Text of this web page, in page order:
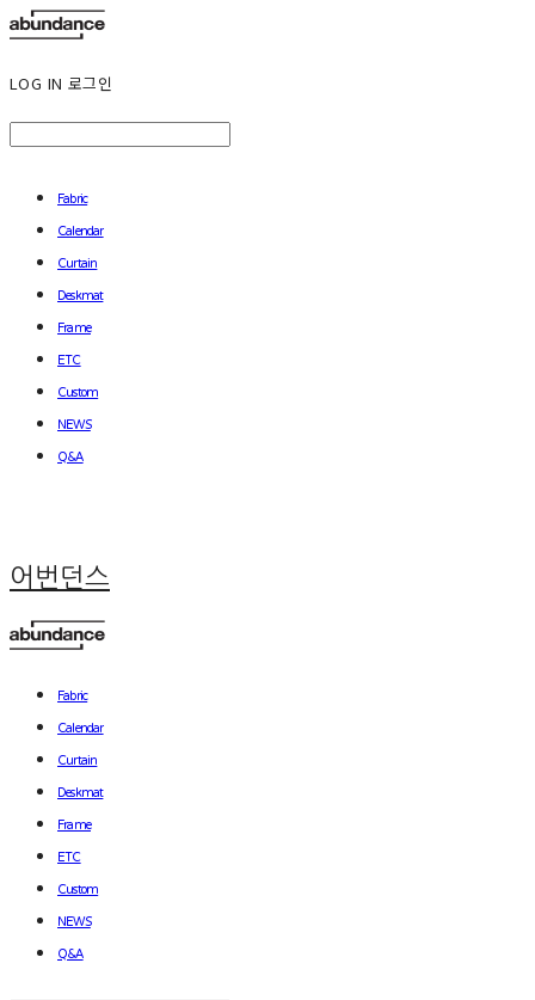
LOG IN 로그인
Fabric
Calendar
Curtain
Deskmat
Frame
ETC
Custom
NEWS
Q&A
어번던스
Fabric
Calendar
Curtain
Deskmat
Frame
ETC
Custom
NEWS
Q&A